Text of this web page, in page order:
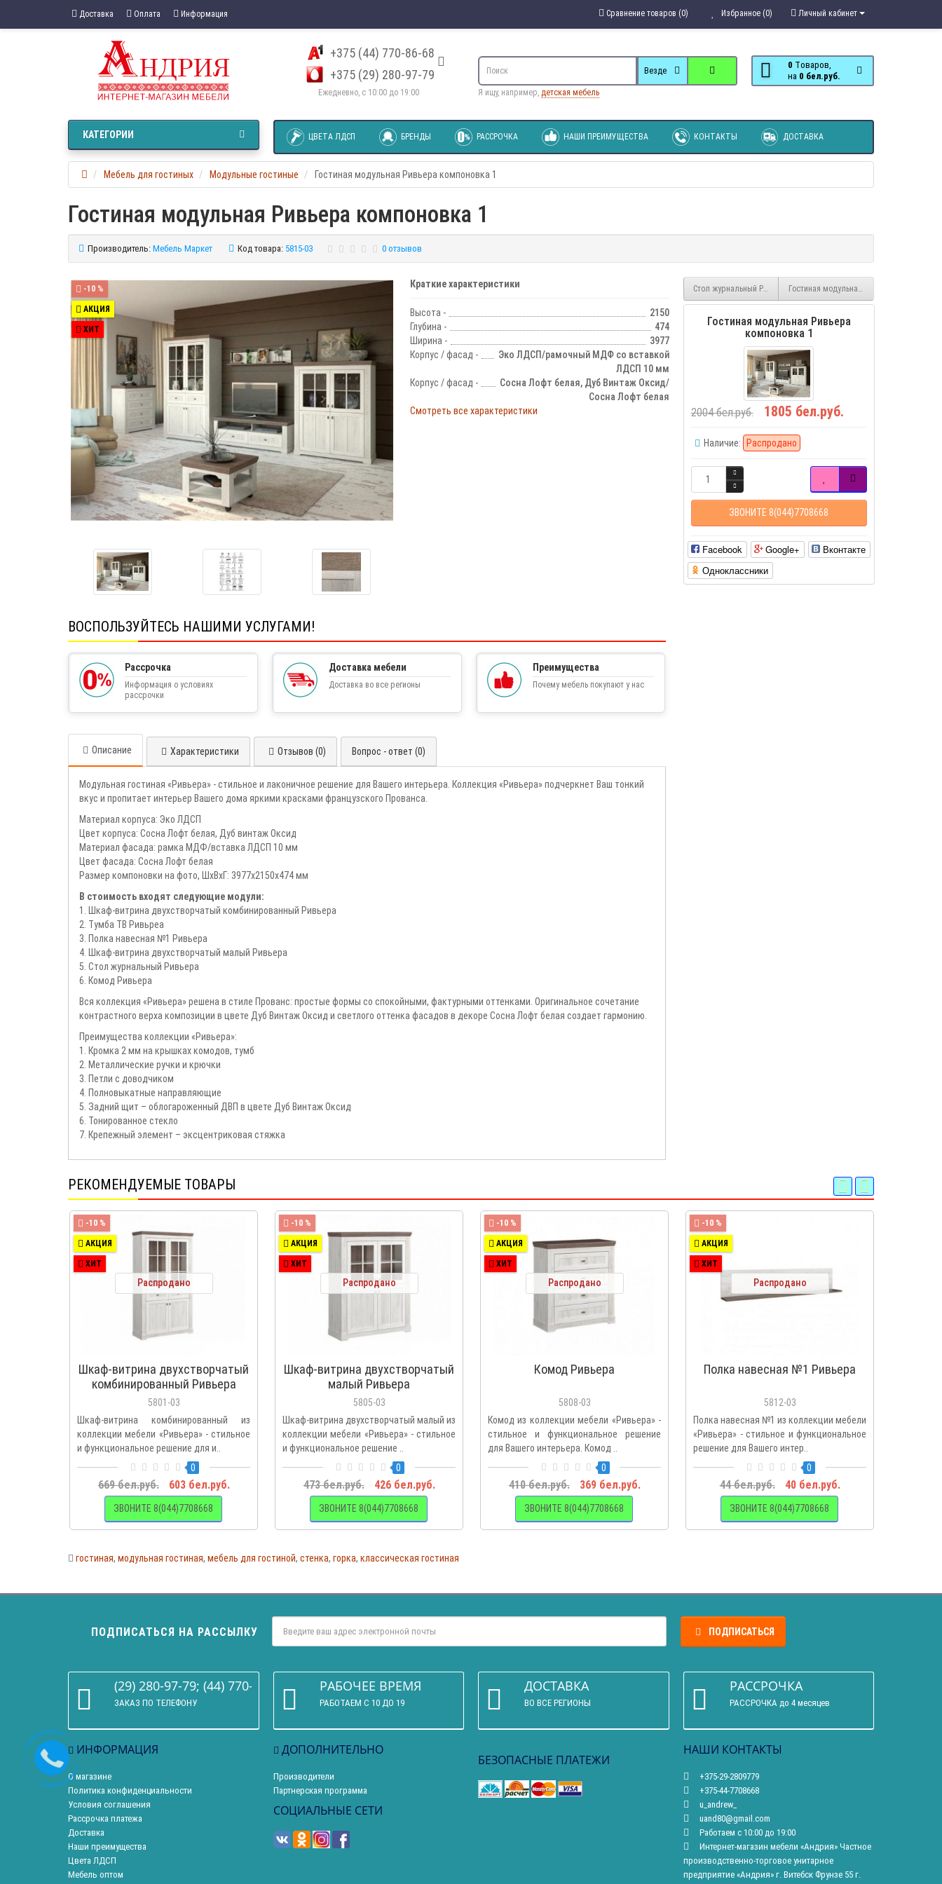
Доставка Оплата Информация Личный кабинет
Избранное (0)
Сравнение товаров (0)
+375 (44) 770-86-68
+375 (29) 280-97-79
Ежедневно, с 10:00 до 19:00
0 Tоваров,
на
0 бел.руб.
Везде
Я ищу, например, детская мебель
ЦВЕТА ЛДСП БРЕНДЫ РАССРОЧКА НАШИ ПРЕИМУЩЕСТВА КОНТАКТЫ ДОСТАВКА
КАТЕГОРИИ
Мебель для гостиных Модульные гостиные Гостиная модульная Ривьера компоновка 1
Гостиная модульная Ривьера компоновка 1
Производитель: Мебель Маркет Код товара: 5815-03 0 отзывов
-10 %
АКЦИЯ
ХИТ
Краткие характеристики
Высота -
2150
Глубина -
474
Ширина -
3977
Корпус / фасад -
Эко ЛДСП/рамочный МДФ со вставкой
ЛДСП 10 мм
Корпус / фасад -
Сосна Лофт белая, Дуб Винтаж Оксид/
Сосна Лофт белая
Смотреть все характеристики
Стол журнальный Ривьера Гостиная модульная Ривьера компоновка
Гостиная модульная Ривьера
компоновка 1
2004 бел.руб. 1805 бел.руб.
Наличие: Распродано
ЗВОНИТЕ 8(044)7708668
Facebook Google+
Вконтакте
Одноклассники
ВОСПОЛЬЗУЙТЕСЬ НАШИМИ УСЛУГАМИ!
Рассрочка
Информация о условиях
рассрочки
Доставка мебели
Доставка во все регионы
Преимущества
Почему мебель покупают у нас
Описание Характеристики Отзывов (0) Вопрос - ответ (0)
Модульная гостиная «Ривьера» - стильное и лаконичное решение для Вашего интерьера. Коллекция «Ривьера» подчеркнет Ваш тонкий
вкус и пропитает интерьер Вашего дома яркими красками французского Прованса.
Материал корпуса: Эко ЛДСП
Цвет корпуса: Сосна Лофт белая, Дуб винтаж Оксид
Материал фасада: рамка МДФ/вставка ЛДСП 10 мм
Цвет фасада: Сосна Лофт белая
Размер компоновки на фото, ШхВхГ: 3977х2150х474 мм
В стоимость входят следующие модули:
1. Шкаф-витрина двухстворчатый комбинированный Ривьера
2. Тумба ТВ Ривьреа
3. Полка навесная №1 Ривьера
4. Шкаф-витрина двухстворчатый малый Ривьера
5. Стол журнальный Ривьера
6. Комод Ривьера
Вся коллекция «Ривьера» решена в стиле Прованс: простые формы со спокойными, фактурными оттенками. Оригинальное сочетание
контрастного верха композиции в цвете Дуб Винтаж Оксид и светлого оттенка фасадов в декоре Сосна Лофт белая создает гармонию.
Преимущества коллекции «Ривьера»:
1. Кромка 2 мм на крышках комодов, тумб
2. Металлические ручки и крючки
3. Петли с доводчиком
4. Полновыкатные направляющие
5. Задний щит – облогароженный ДВП в цвете Дуб Винтаж Оксид
6. Тонированное стекло
7. Крепежный элемент – эксцентриковая стяжка
РЕКОМЕНДУЕМЫЕ ТОВАРЫ
-10 %
АКЦИЯ
ХИТ
Распродано
Шкаф-витрина двухстворчатый
комбинированный Ривьера
5801-03
Шкаф-витрина комбинированный из
коллекции мебели «Ривьера» - стильное
и функциональное решение для и..
0
669 бел.руб. 603 бел.руб.
ЗВОНИТЕ 8(044)7708668
-10 %
АКЦИЯ
ХИТ
Распродано
Шкаф-витрина двухстворчатый
малый Ривьера
5805-03
Шкаф-витрина двухстворчатый малый из
коллекции мебели «Ривьера» - стильное
и функциональное решение ..
0
473 бел.руб. 426 бел.руб.
ЗВОНИТЕ 8(044)7708668
-10 %
АКЦИЯ
ХИТ
Распродано
Комод Ривьера
5808-03
Комод из коллекции мебели «Ривьера» -
стильное и функциональное решение
для Вашего интерьера. Комод ..
0
410 бел.руб. 369 бел.руб.
ЗВОНИТЕ 8(044)7708668
-10 %
АКЦИЯ
ХИТ
Распродано
Полка навесная №1 Ривьера
5812-03
Полка навесная №1 из коллекции мебели
«Ривьера» - стильное и функциональное
решение для Вашего интер..
0
44 бел.руб. 40 бел.руб.
ЗВОНИТЕ 8(044)7708668
гостиная, модульная гостиная, мебель для гостиной, стенка, горка, классическая гостиная
ПОДПИСАТЬСЯ НА РАССЫЛКУ ПОДПИСАТЬСЯ
(29) 280-97-79; (44) 770-86-68
ЗАКАЗ ПО ТЕЛЕФОНУ
РАБОЧЕЕ ВРЕМЯ
РАБОТАЕМ С 10 ДО 19
ДОСТАВКА
ВО ВСЕ РЕГИОНЫ
РАССРОЧКА
РАССРОЧКА до 4 месяцев
ИНФОРМАЦИЯ
О магазине
Политика конфиденциальности
Условия соглашения
Рассрочка платежа
Доставка
Наши преимущества
Цвета ЛДСП
Мебель оптом
ДОПОЛНИТЕЛЬНО
Производители
Партнерская программа
СОЦИАЛЬНЫЕ СЕТИ
БЕЗОПАСНЫЕ ПЛАТЕЖИ
НАШИ КОНТАКТЫ
+375-29-2809779
+375-44-7708668
u_andrew_
uand80@gmail.com
Работаем с 10:00 до 19:00
Интернет-магазин мебели «Андрия» Частное
производственно-торговое унитарное
предприятие «Андрия» г. Витебск Фрунзе 55 г.